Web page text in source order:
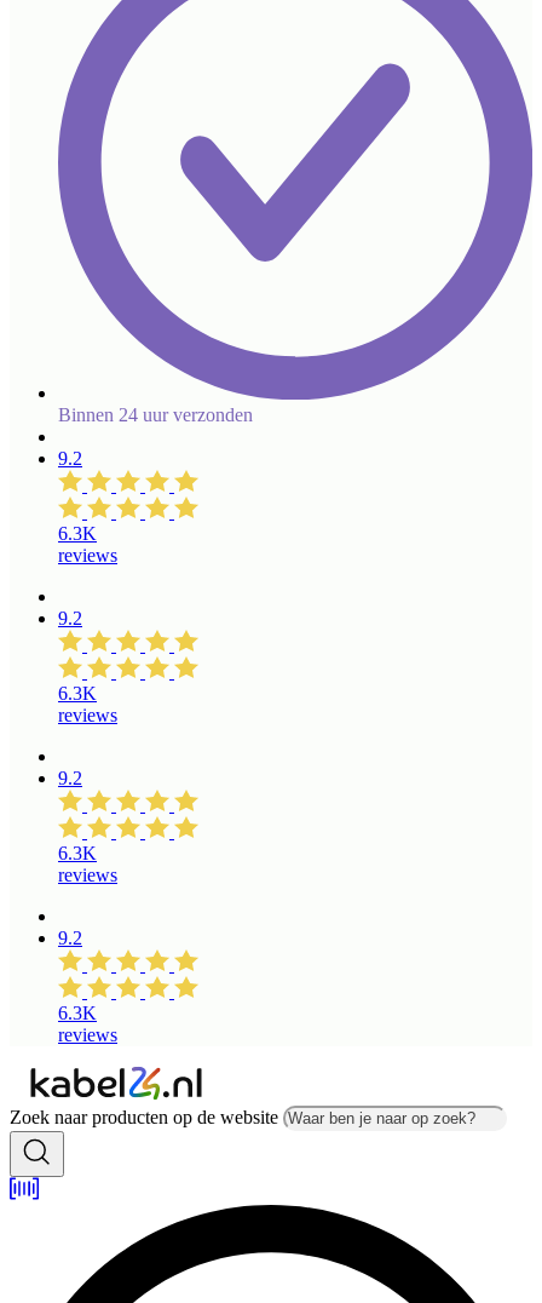
Binnen 24 uur verzonden
9.2
6.3K
reviews
9.2
6.3K
reviews
9.2
6.3K
reviews
9.2
6.3K
reviews
Zoek naar producten op de website